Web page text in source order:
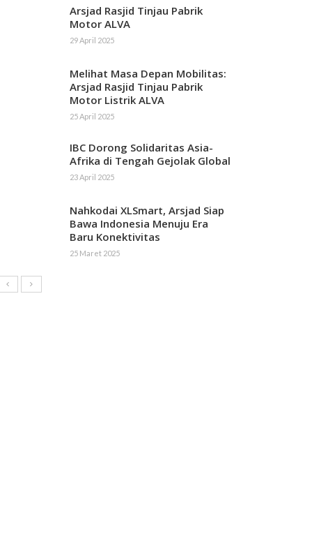
Arsjad Rasjid Tinjau Pabrik
Motor ALVA
29 April 2025
Melihat Masa Depan Mobilitas:
Arsjad Rasjid Tinjau Pabrik
Motor Listrik ALVA
25 April 2025
IBC Dorong Solidaritas Asia-
Afrika di Tengah Gejolak Global
23 April 2025
Nahkodai XLSmart, Arsjad Siap
Bawa Indonesia Menuju Era
Baru Konektivitas
25 Maret 2025